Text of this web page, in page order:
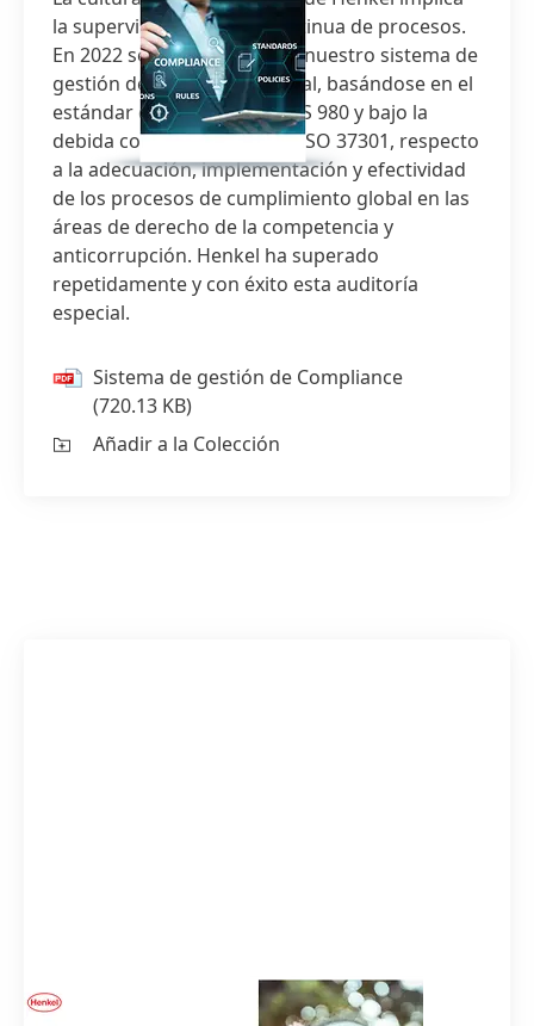
la supervisión y mejora continua de procesos.
En 2022 se auditó de nuevo nuestro sistema de
gestión de compliance global, basándose en el
estándar de garantía IDW PS 980 y bajo la
debida consideración de la ISO 37301, respecto
a la adecuación, implementación y efectividad
de los procesos de cumplimiento global en las
áreas de derecho de la competencia y
anticorrupción. Henkel ha superado
repetidamente y con éxito esta auditoría
especial.
Sistema de gestión de Compliance
(720.13 KB)
Añadir a la Colección
Código de Conducta